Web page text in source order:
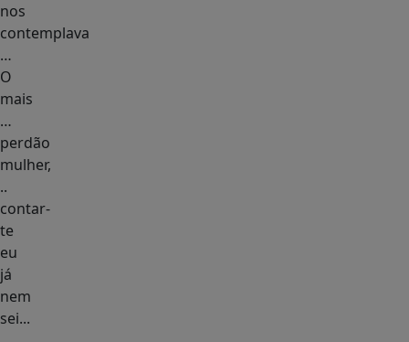
nos
contemplava
…
O
mais
…
perdão
mulher,
..
contar-
te
eu
já
nem
sei...